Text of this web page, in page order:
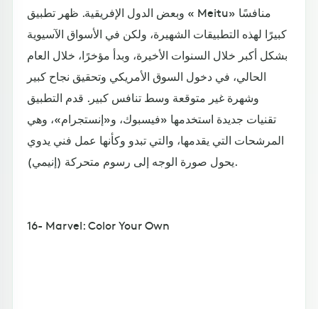
وبعض الدول الإفريقية. ظهر تطبيق « Meitu» منافسًا
كبيرًا لهذه التطبيقات الشهيرة، ولكن في الأسواق الآسيوية
بشكل أكبر خلال السنوات الأخيرة، وبدأ مؤخرًا، خلال العام
الحالي، في دخول السوق الأمريكي وتحقيق نجاح كبير
وشهرة غير متوقعة وسط تنافس كبير. قدم التطبيق
تقنيات جديدة استخدمها «فيسبوك، و«إنستجرام»، وهي
المرشحات التي يقدمها، والتي تبدو وكأنها عمل فني يدوي
يحول صورة الوجه إلى رسوم متحركة (إنيمي).
16- Marvel: Color Your Own